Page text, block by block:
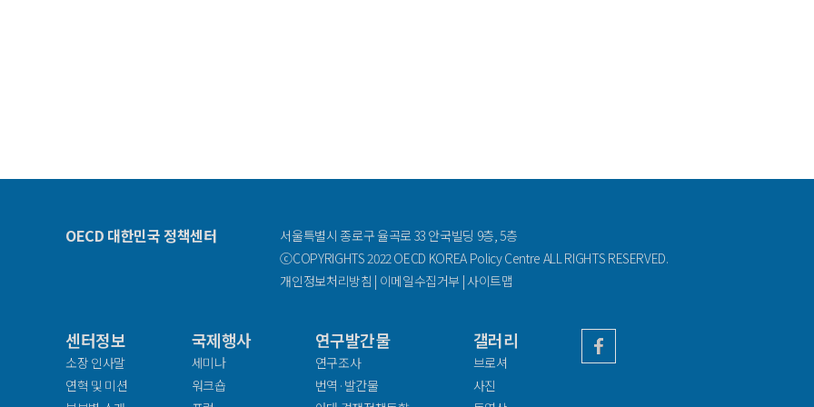
OECD 대한민국 정책센터
서울특별시 종로구 율곡로 33 안국빌딩 9층, 5층
ⓒCOPYRIGHTS 2022 OECD KOREA Policy Centre ALL RIGHTS RESERVED.
개인정보처리방침 | 이메일수집거부 |사이트맵
센터정보
소장 인사말
연혁 및 미션
국제행사
세미나
워크숍
연구발간물
연구조사
번역·발간물
갤러리
브로셔
사진
facebook